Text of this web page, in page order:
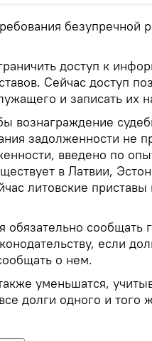
безупречной
доступ к
Сейчас доступ
и записать их
вознаграждение
задолженности не
введено по
в Латвии,
литовские приставы
обязательно сообщать
если
о нем.
уменьшатся,
долги одного и